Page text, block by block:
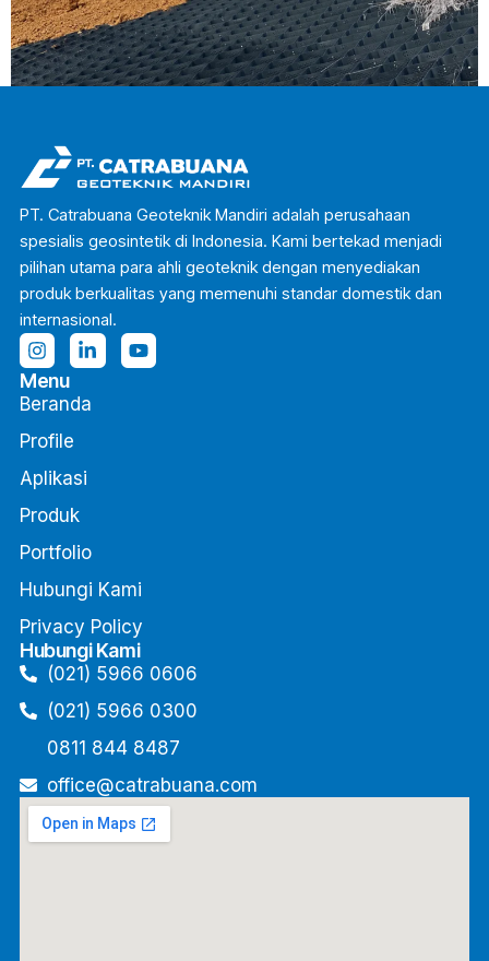
PT. Catrabuana Geoteknik Mandiri adalah perusahaan
spesialis geosintetik di Indonesia. Kami bertekad menjadi
pilihan utama para ahli geoteknik dengan menyediakan
produk berkualitas yang memenuhi standar domestik dan
internasional.
Menu
Beranda
Profile
Aplikasi
Produk
Portfolio
Hubungi Kami
Privacy Policy
Hubungi Kami
(021) 5966 0606
(021) 5966 0300
0811 844 8487
office@catrabuana.com